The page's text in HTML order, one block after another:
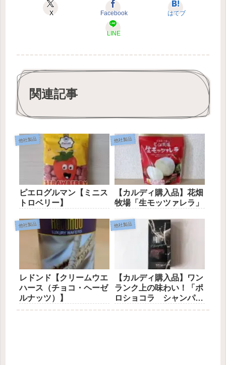
X Facebook はてブ
LINE
関連記事
他社製品
ピエログルマン【ミニス
トロベリー】
他社製品
【カルディ購入品】花畑
牧場「生モッツァレラ」
他社製品
レドンド【クリームウエ
ハース（チョコ・ヘーゼ
ルナッツ）】
他社製品
【カルディ購入品】ワン
ランク上の味わい！「ポ
ロショコラ シャンパ